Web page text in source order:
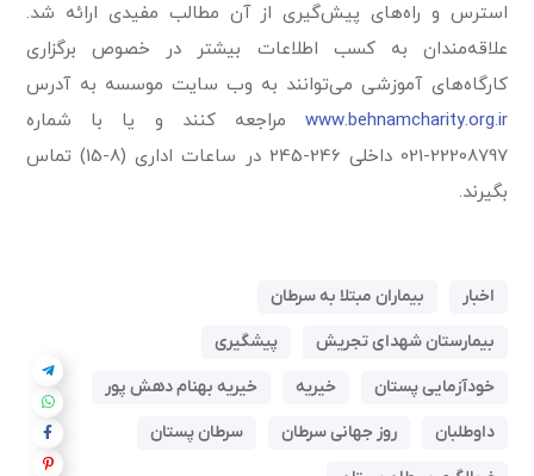
استرس و راه‌های پیش‌گیری از آن مطالب مفیدی ارائه شد.
علاقه‌مندان به کسب اطلاعات بیشتر در خصوص برگزاری
کارگاه‌های آموزشی می‌توانند به وب سایت موسسه به آدرس
www.behnamcharity.org.ir مراجعه کنند و یا با شماره
22208797-021 داخلی 246-245 در ساعات اداری (8-15) تماس
بگیرند.
اخبار
بیماران مبتلا به سرطان
بیمارستان شهدای تجریش
پیشگیری
خودآزمایی پستان
خیریه
خیریه بهنام دهش پور
داوطلبان
روز جهانی سرطان
سرطان پستان